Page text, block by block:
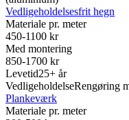
Vedligeholdelsesfrit hegn
Materiale pr. meter
450-1100 kr
Med montering
850-1700 kr
Levetid25+ år
VedligeholdelseRengøring
Plankeværk
Materiale pr. meter